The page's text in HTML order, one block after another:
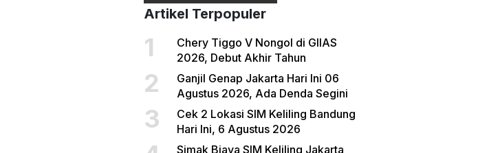
Artikel Terpopuler
1
Chery Tiggo V Nongol di GIIAS
2026, Debut Akhir Tahun
2
Ganjil Genap Jakarta Hari Ini 06
Agustus 2026, Ada Denda Segini
3
Cek 2 Lokasi SIM Keliling Bandung
Hari Ini, 6 Agustus 2026
Simak Biaya SIM Keliling Jakarta